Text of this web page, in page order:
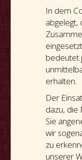
In dem
abgelegt,
bedeutet
erhalten.
Der
dazu, die
Sie
wir
zu
unserer